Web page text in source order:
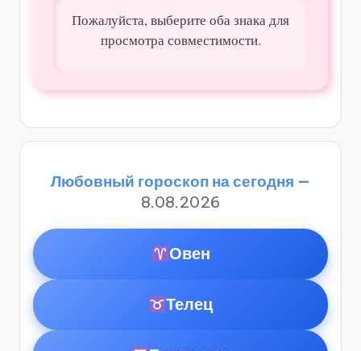
Пожалуйста, выберите оба знака для
просмотра совместимости.
Любовный гороскоп на сегодня —
8.08.2026
Овен
Телец